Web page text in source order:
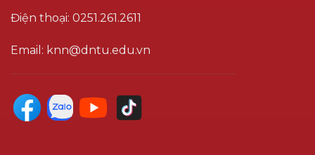
Điện thoại: 0251.261.2611
Email: knn@dntu.edu.vn